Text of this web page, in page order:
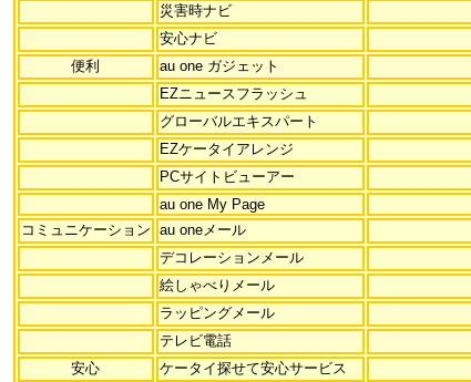
災害時ナビ
安心ナビ
便利
au one ガジェット
EZニュースフラッシュ
グローバルエキスパート
EZケータイアレンジ
PCサイトビューアー
au one My Page
コミュニケーション au oneメール
デコレーションメール
絵しゃべりメール
ラッピングメール
テレビ電話
安心
ケータイ探せて安心サービス